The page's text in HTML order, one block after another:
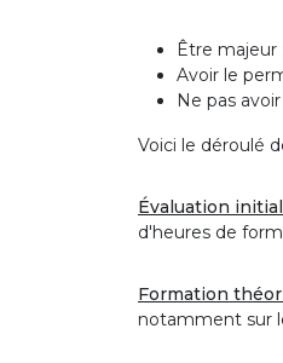
Être majeur ;
Avoir le
Ne pas
Voici le déroulé
Évaluation
d'heures de
Formation
notamment sur